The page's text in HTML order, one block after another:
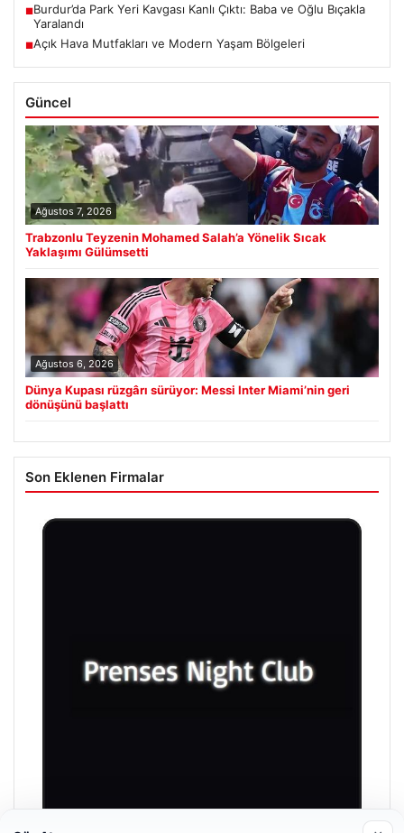
■Burdur’da Park Yeri Kavgası Kanlı Çıktı: Baba ve Oğlu Bıçakla
Yaralandı
■Açık Hava Mutfakları ve Modern Yaşam Bölgeleri
Güncel
Ağustos 7, 2026
Trabzonlu Teyzenin Mohamed Salah’a Yönelik Sıcak
Yaklaşımı Gülümsetti
Ağustos 6, 2026
Dünya Kupası rüzgârı sürüyor: Messi Inter Miami’nin geri
dönüşünü başlattı
Son Eklenen Firmalar